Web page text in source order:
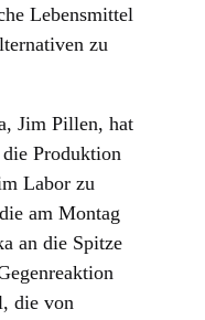
Lebensmittel
zu
Jim Pillen, hat
Produktion
Labor zu
am Montag
an die Spitze
die von